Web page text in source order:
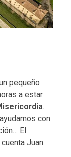
pequeño
a estar
.
con
El
Juan.